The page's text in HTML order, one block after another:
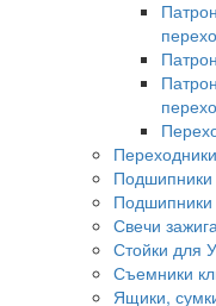
Подшипники
Подшипники
Свечи
Стойки для
Съемники
Ящики,